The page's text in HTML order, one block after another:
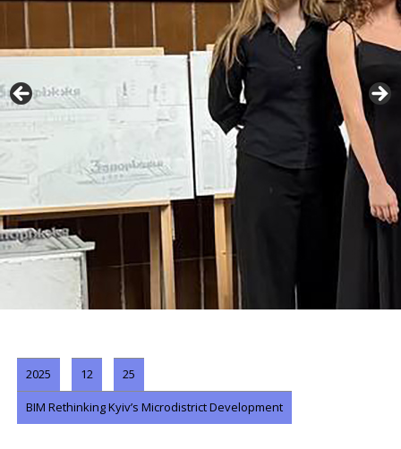
2025 12 25
BIM Rethinking Kyiv’s Microdistrict Development